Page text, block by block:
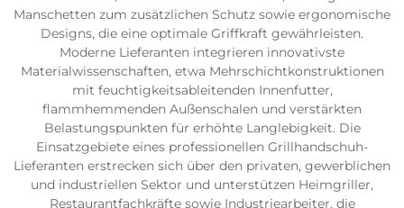
Manschetten zum zusätzlichen Schutz sowie ergonomische
Designs, die eine optimale Griffkraft gewährleisten.
Moderne Lieferanten integrieren innovativste
Materialwissenschaften, etwa Mehrschichtkonstruktionen
mit feuchtigkeitsableitenden Innenfutter,
flammhemmenden Außenschalen und verstärkten
Belastungspunkten für erhöhte Langlebigkeit. Die
Einsatzgebiete eines professionellen Grillhandschuh-
Lieferanten erstrecken sich über den privaten, gewerblichen
und industriellen Sektor und unterstützen Heimgriller,
Restaurantfachkräfte sowie Industriearbeiter, die